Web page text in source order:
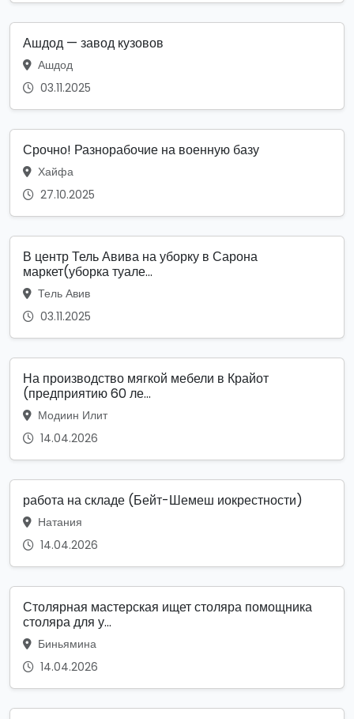
Ашдод — завод кузовов
Ашдод
03.11.2025
Срочно! Разнорабочие на военную базу
Хайфа
27.10.2025
В центр Тель Авива на уборку в Сарона
маркет(уборка туале...
Тель Авив
03.11.2025
На производство мягкой мебели в Крайот
(предприятию 60 ле...
Модиин Илит
14.04.2026
работа на складе (Бейт-Шемеш иокрестности)
Натания
14.04.2026
Столярная мастерская ищет столяра помощника
столяра для у...
Биньямина
14.04.2026